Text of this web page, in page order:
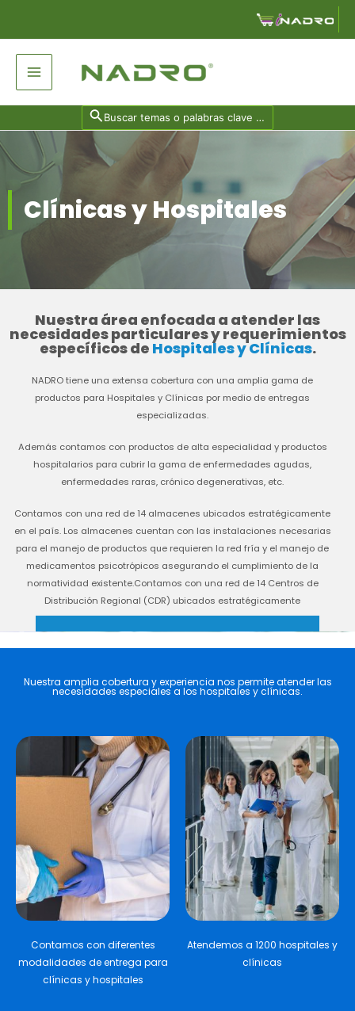
contenido
Main
Menu
Search
for:
Clínicas y Hospitales
Nuestra área enfocada a atender las
necesidades particulares y requerimientos
específicos de Hospitales y Clínicas.
NADRO tiene una extensa cobertura con una amplia gama de
productos para Hospitales y Clínicas por medio de entregas
especializadas.
Además contamos con productos de alta especialidad y productos
hospitalarios para cubrir la gama de enfermedades agudas,
enfermedades raras, crónico degenerativas, etc.
Contamos con una red de 14 almacenes ubicados estratégicamente
en el país. Los almacenes cuentan con las instalaciones necesarias
para el manejo de productos que requieren la red fría y el manejo de
medicamentos psicotrópicos asegurando el cumplimiento de la
normatividad existente.Contamos con una red de 14 Centros de
Distribución Regional (CDR) ubicados estratégicamente
Nuestra amplia cobertura y experiencia nos permite atender las
necesidades especiales a los hospitales y clínicas.
Contamos con diferentes
modalidades de entrega para
clínicas y hospitales
Atendemos a 1200 hospitales y
clínicas